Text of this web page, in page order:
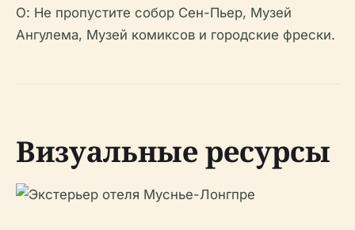
О: Не пропустите собор Сен-Пьер, Музей
Ангулема, Музей комиксов и городские фрески.
Визуальные ресурсы